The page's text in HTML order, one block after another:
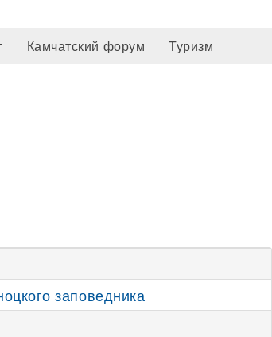
Камчатский форум Туризм
заповедника